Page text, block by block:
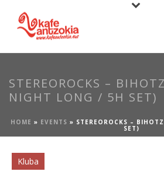
STEREOROCKS –
NIGHT LONG / 5H SET)
HOME » EVENTS » STEREOROCKS –
SET)
Kluba